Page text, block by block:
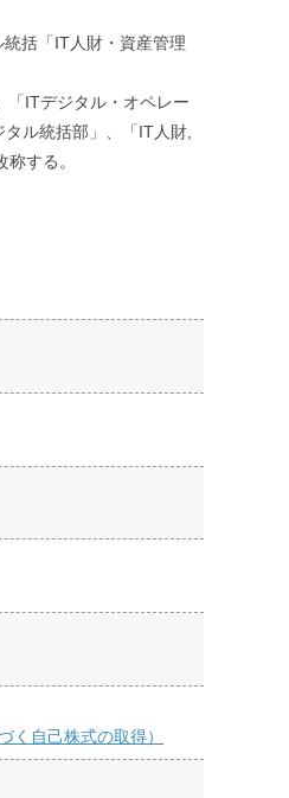
o
k
e
括「IT人財・資産管理
「ITデジタル・オペレー
ル統括部」、「IT人財,
する。
自己株式の取得）